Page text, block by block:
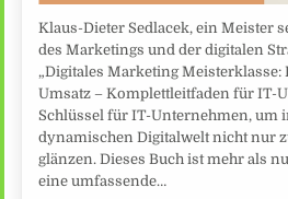
Klaus-Dieter Sedlacek, ein Meister
des Marketings und der digitalen
„Digitales Marketing Meisterklasse:
Umsatz – Komplettleitfaden für IT-
Schlüssel für IT-Unternehmen, um
dynamischen Digitalwelt nicht nur
glänzen. Dieses Buch ist mehr als
eine umfassende…